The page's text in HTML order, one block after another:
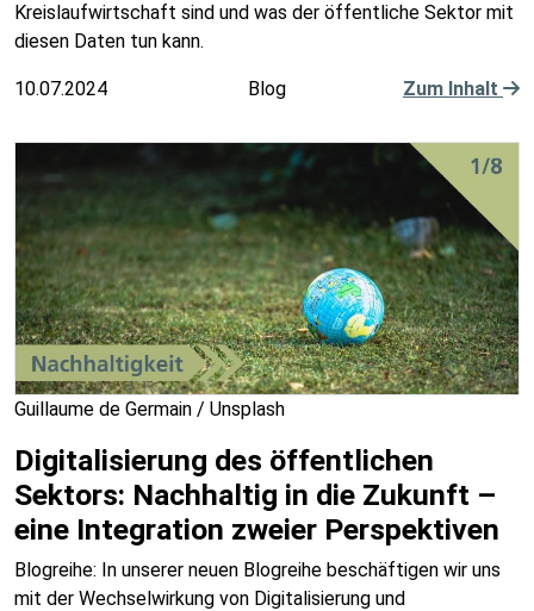
Kreislaufwirtschaft sind und was der öffentliche Sektor mit
diesen Daten tun kann.
10.07.2024 Blog Zum Inhalt
Guillaume de Germain / Unsplash
Digitalisierung des öffentlichen
Sektors: Nachhaltig in die Zukunft –
eine Integration zweier Perspektiven
Blogreihe: In unserer neuen Blogreihe beschäftigen wir uns
mit der Wechselwirkung von Digitalisierung und